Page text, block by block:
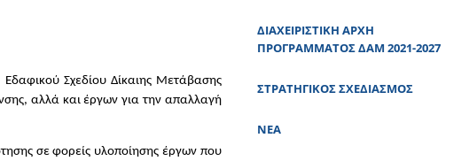
Εδαφικού Σχεδίου Δίκαιης Μετάβασης
αλλά και έργων για την απαλλαγή
σε φορείς υλοποίησης έργων που
ΔΙΑΧΕΙΡΙΣΤΙΚΗ ΑΡΧΗ
ΠΡΟΓΡΑΜΜΑΤΟΣ ΔΑΜ 2021-2027
ΣΤΡΑΤΗΓΙΚΟΣ ΣΧΕΔΙΑΣΜΟΣ
ΝΕΑ